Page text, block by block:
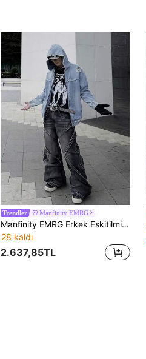
Trendler Manfinity EMRG
Manfinity EMRG Erkek Eskitilmiş Yıkama Fermuarlı Kot Ceket, Günlük Geziler İçin Uygun
28 kaldı
2.637,85TL